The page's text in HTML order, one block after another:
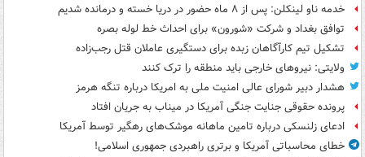
خدمه ناو لینکلن: پس از ۸ ماه حضور در دریا خسته و درمانده‌ شدیم
توافق بغداد و شرکت «شورون» برای احداث خط لوله بصره
تشکیل تیم کارآگاهان زبده برای دستگیری عاملان قتل رجب‌زاده
ولایتی: نیروهای خارجی باید منطقه را ترک کنند
هشدار دبیر شورای عالی امنیت ملی به امریکا درباره تنگه هرمز
پرونده حقوقی جنایت جنگی آمریکا در میناب به جریان افتاد
ادعای زلنسکی درباره تامین ماهانه موشک‌های رهگیر توسط آمریکا
خطای محاسباتی آمریکا و برتری راهبردی جمهوری اسلامی!